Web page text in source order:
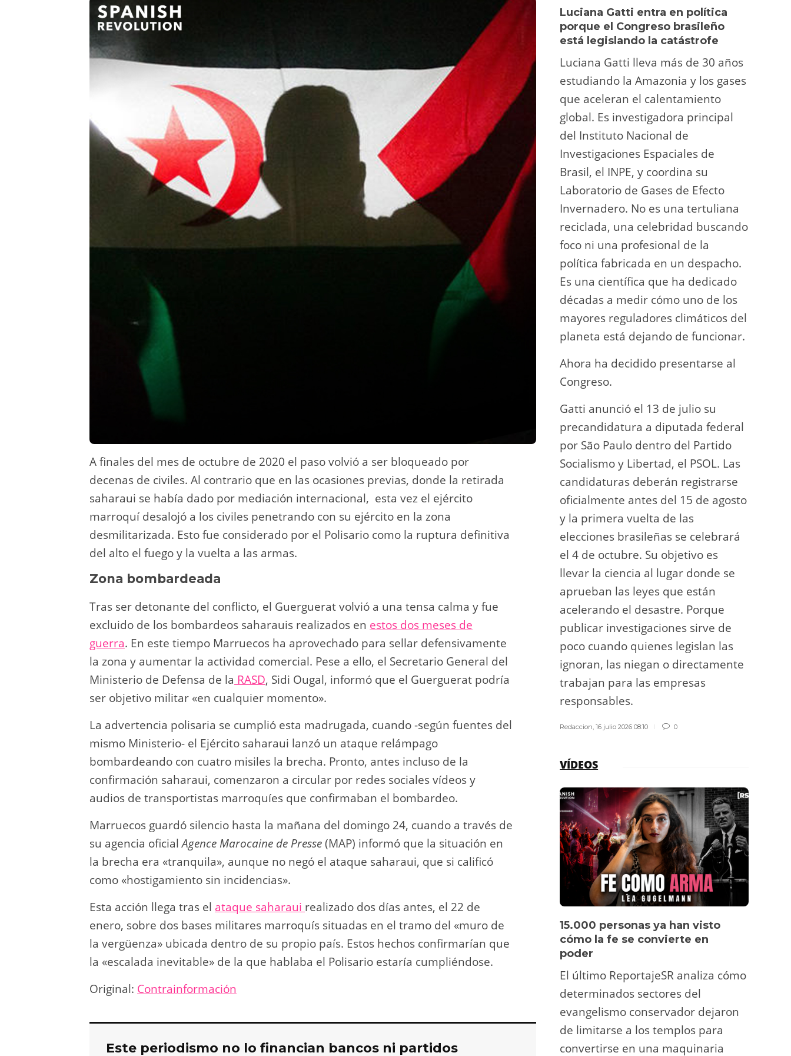
A finales del mes de octubre de 2020 el paso volvió a ser bloqueado por
decenas de civiles. Al contrario que en las ocasiones previas, donde la retirada
saharaui se había dado por mediación internacional, esta vez el ejército
marroquí desalojó a los civiles penetrando con su ejército en la zona
desmilitarizada. Esto fue considerado por el Polisario como la ruptura definitiva
del alto el fuego y la vuelta a las armas.
Zona bombardeada
Tras ser detonante del conflicto, el Guerguerat volvió a una tensa calma y fue
excluido de los bombardeos saharauis realizados en estos dos meses de
guerra. En este tiempo Marruecos ha aprovechado para sellar defensivamente
la zona y aumentar la actividad comercial. Pese a ello, el Secretario General del
Ministerio de Defensa de la RASD, Sidi Ougal, informó que el Guerguerat podría
ser objetivo militar «en cualquier momento».
La advertencia polisaria se cumplió esta madrugada, cuando -según fuentes del
mismo Ministerio- el Ejército saharaui lanzó un ataque relámpago
bombardeando con cuatro misiles la brecha. Pronto, antes incluso de la
confirmación saharaui, comenzaron a circular por redes sociales vídeos y
audios de transportistas marroquíes que confirmaban el bombardeo.
Marruecos guardó silencio hasta la mañana del domingo 24, cuando a través de
su agencia oficialAgence Marocaine de Presse(MAP) informó que la situación en
la brecha era «tranquila», aunque no negó el ataque saharaui, que si calificó
como «hostigamiento sin incidencias».
Esta acción llega tras el ataque saharaui realizado dos días antes, el 22 de
enero, sobre dos bases militares marroquís situadas en el tramo del «muro de
la vergüenza» ubicada dentro de su propio país. Estos hechos confirmarían que
la «escalada inevitable» de la que hablaba el Polisario estaría cumpliéndose.
Original: Contrainformación
Este periodismo no lo financian bancos ni partidos
Luciana Gatti entra en política
porque el Congreso brasileño
está legislando la catástrofe
Luciana Gatti lleva más de 30 años
estudiando la Amazonia y los gases
que aceleran el calentamiento
global. Es investigadora principal
del Instituto Nacional de
Investigaciones Espaciales de
Brasil, el INPE, y coordina su
Laboratorio de Gases de Efecto
Invernadero. No es una tertuliana
reciclada, una celebridad buscando
foco ni una profesional de la
política fabricada en un despacho.
Es una científica que ha dedicado
décadas a medir cómo uno de los
mayores reguladores climáticos del
planeta está dejando de funcionar.
Ahora ha decidido presentarse al
Congreso.
Gatti anunció el 13 de julio su
precandidatura a diputada federal
por São Paulo dentro del Partido
Socialismo y Libertad, el PSOL. Las
candidaturas deberán registrarse
oficialmente antes del 15 de agosto
y la primera vuelta de las
elecciones brasileñas se celebrará
el 4 de octubre. Su objetivo es
llevar la ciencia al lugar donde se
aprueban las leyes que están
acelerando el desastre. Porque
publicar investigaciones sirve de
poco cuando quienes legislan las
ignoran, las niegan o directamente
trabajan para las empresas
responsables.
Redaccion ,16 julio 2026 08:10 0
VÍDEOS
15.000 personas ya han visto
cómo la fe se convierte en
poder
El último ReportajeSR analiza cómo
determinados sectores del
evangelismo conservador dejaron
de limitarse a los templos para
convertirse en una maquinaria